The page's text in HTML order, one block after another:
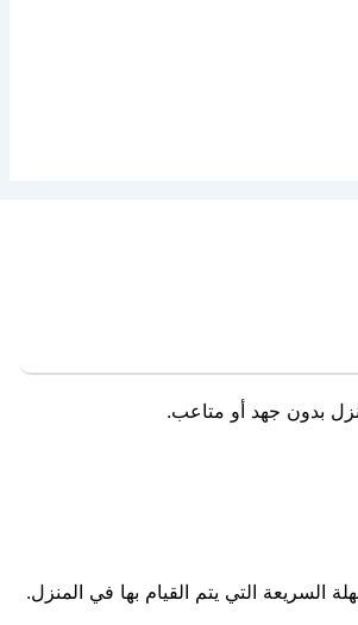
بدون جهد أو متاعب.
التي يتم القيام بها في المنزل.